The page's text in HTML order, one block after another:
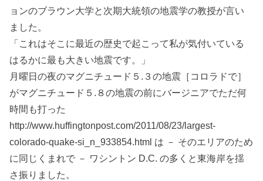
ョンのブラウン大学と次期大統領の地震学の教授が言い
ました。
「これはそこに最近の歴史で起こって私が気付いている
はるかに最も大きい地震です。」
月曜日の夜のマグニチュード５.３の地震［コロラドで］
がマグニチュード５.８の地震の前にバージニアでただ何
時間も打った
http://www.huffingtonpost.com/2011/08/23/largest-
colorado-quake-si_n_933854.html は － そのエリアのため
に同じくまれで － ワシントン D.C. の多くと東海岸を揺
さ振りました。